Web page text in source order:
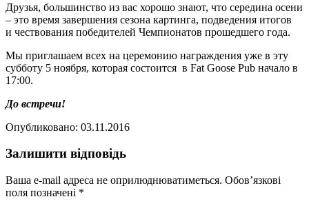
Друзья, большинство из вас хорошо знают, что середина осени
– это время завершения сезона картинга, подведения итогов
и чествования победителей Чемпионатов прошедшего года.
Мы приглашаем всех на церемонию награждения уже в эту
субботу 5 ноября, которая состоится в Fat Goose Pub начало в
17:00.
До встречи!
Опубликовано: 03.11.2016
Залишити відповідь
Ваша e-mail адреса не оприлюднюватиметься. Обов’язкові
поля позначені *